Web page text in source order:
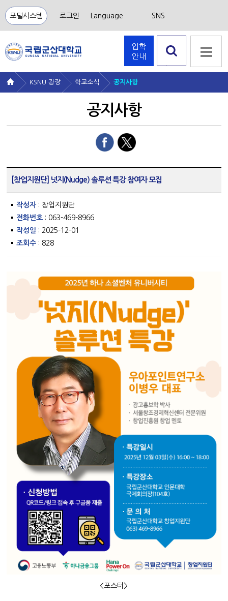
포털시스템 로그인 Language SNS
입학
안내
KSNU 광장 학교소식 공지사항
공지사항
[창업지원단] 넛지(Nudge) 솔루션 특강 참여자 모집
작성자: 창업지원단
전화번호: 063-469-8966
작성일 : 2025-12-01
조회수: 828
<포스터>